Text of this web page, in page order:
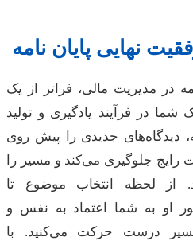
نهایی پایان نامه
مدیریت مالی، فراتر از یک
فرآیند یادگیری و تولید
جدیدی را پیش روی
جلوگیری می‌کند و مسیر را
لحظه انتخاب موضوع تا
به شما اعتماد به نفس و
درست حرکت می‌کنید. با